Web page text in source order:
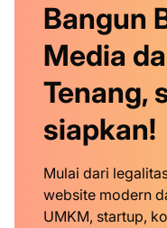
Bangun
Media
Tenang,
siapkan!
Mulai dari
website modern
UMKM, startup,